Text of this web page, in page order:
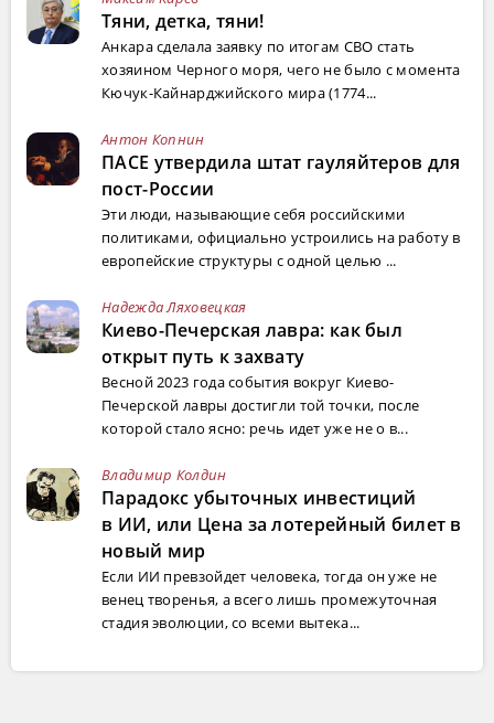
Тяни, детка, тяни!
Анкара сделала заявку по итогам СВО стать
хозяином Черного моря, чего не было с момента
Кючук-Кайнарджийского мира (1774...
Антон Копнин
ПАСЕ утвердила штат гауляйтеров для
пост-России
Эти люди, называющие себя российскими
политиками, официально устроились на работу в
европейские структуры с одной целью ...
Надежда Ляховецкая
Киево-Печерская лавра: как был
открыт путь к захвату
Весной 2023 года события вокруг Киево-
Печерской лавры достигли той точки, после
которой стало ясно: речь идет уже не о в...
Владимир Колдин
Парадокс убыточных инвестиций
в ИИ, или Цена за лотерейный билет в
новый мир
Если ИИ превзойдет человека, тогда он уже не
венец творенья, а всего лишь промежуточная
стадия эволюции, со всеми вытека...